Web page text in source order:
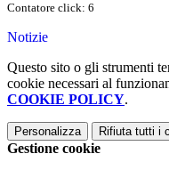
Contatore click: 6
Notizie
Questo sito o gli strumenti
cookie necessari al
COOKIE POLICY.
Personalizza Rifiuta tutti i
Gestione cookie